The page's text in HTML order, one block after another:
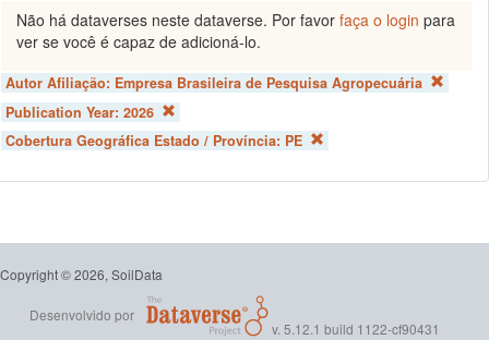
Não há dataverses neste dataverse. Por favor faça o login para
ver se você é capaz de adicioná-lo.
Autor Afiliação: Empresa Brasileira de Pesquisa Agropecuária
Publication Year: 2026
Cobertura Geográfica Estado / Província: PE
Copyright © 2026, SoilData
Desenvolvido por
v. 5.12.1 build 1122-cf90431